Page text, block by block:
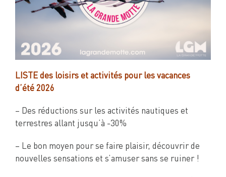
LISTE des loisirs et activités pour les vacances
d’été 2026
– Des réductions sur les activités nautiques et
terrestres allant jusqu’à -30%
– Le bon moyen pour se faire plaisir, découvrir de
nouvelles sensations et s’amuser sans se ruiner !